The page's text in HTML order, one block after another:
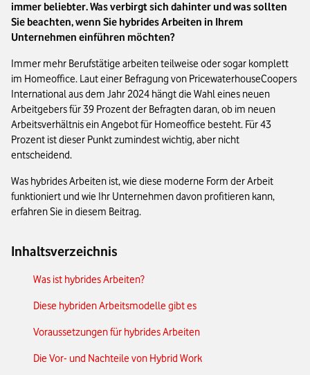
immer beliebter. Was verbirgt sich dahinter und was sollten
Sie beachten, wenn Sie hybrides Arbeiten in Ihrem
Unternehmen einführen möchten?
Immer mehr Berufstätige arbeiten teilweise oder sogar komplett
im Homeoffice. Laut einer Befragung von PricewaterhouseCoopers
International aus dem Jahr 2024 hängt die Wahl eines neuen
Arbeitgebers für 39 Prozent der Befragten daran, ob im neuen
Arbeitsverhältnis ein Angebot für Homeoffice besteht. Für 43
Prozent ist dieser Punkt zumindest wichtig, aber nicht
entscheidend.
Was hybrides Arbeiten ist, wie diese moderne Form der Arbeit
funktioniert und wie Ihr Unternehmen davon profitieren kann,
erfahren Sie in diesem Beitrag.
Inhaltsverzeichnis
Was ist hybrides Arbeiten?
Diese hybriden Arbeitsmodelle gibt es
Voraussetzungen für hybrides Arbeiten
Die Vor- und Nachteile von Hybrid Work